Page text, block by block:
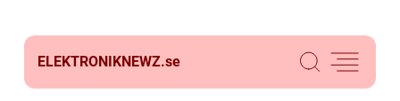
ELEKTRONIKNEWZ.se